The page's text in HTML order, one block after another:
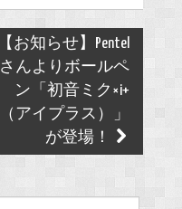
【お知らせ】Pentel
さんよりボールペ
ン「初音ミク×i+
（アイプラス）」
が登場！